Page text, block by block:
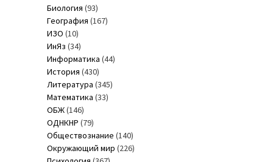
Биология (93)
География (167)
ИЗО (10)
ИнЯз (34)
Информатика (44)
История (430)
Литература (345)
Математика (33)
ОБЖ(146)
ОДНКНР (79)
Обществознание (140)
Окружающий мир (226)